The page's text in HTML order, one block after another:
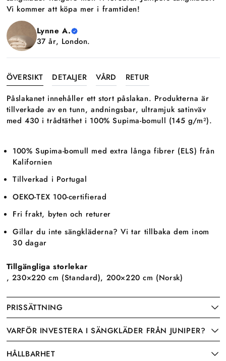
Vi kommer att köpa mer i framtiden!
Lynne A.
37 år, London.
ÖVERSIKT DETALJER VÅRD
RETUR
Påslakanet innehåller ett stort påslakan. Produkterna är
tillverkade av en tunn, andningsbar, ultramjuk satinväv
med 430 i trådtäthet i 100% Supima-bomull (145 g/m²).
100% Supima-bomull med extra långa fibrer (ELS) från
Kalifornien
Tillverkad i Portugal
OEKO-TEX 100-certifierad
Fri frakt, byten och returer
Gillar du inte sängkläderna? Vi tar tillbaka dem inom
30 dagar
Tillgängliga storlekar
, 230×220 cm (Standard), 200×220 cm (Norsk)
PRISSÄTTNING
VARFÖR INVESTERA I SÄNGKLÄDER FRÅN JUNIPER?
HÅLLBARHET